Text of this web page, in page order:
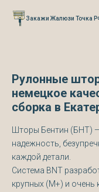
Закажи Жалюзи Точка
Рулонные
немецкое
сборка в
Шторы Бентин (БНТ)
надежность,
каждой детали.
Система BNT
крупных (M+) и